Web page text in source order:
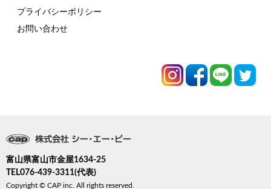
プライバシーポリシー
お問い合わせ
富山県富山市金屋1634-25
TEL076-439-3311(代表)
Copyright © CAP inc. All rights reserved.